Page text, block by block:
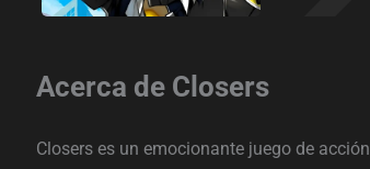
Acerca de Closers
Closers es un emocionante juego de